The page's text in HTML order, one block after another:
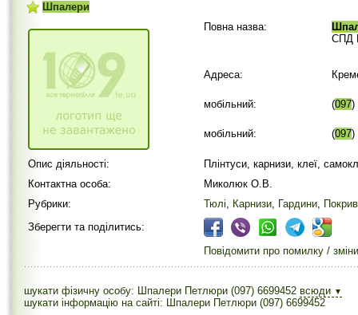
Шпалери
Повна назва:
СПД
Адреса:
мобільний: (097)
мобільний: (097)
Опис діяльності:
Плінтуси, карнизи, клеї,
Контактна особа:
Миколюк О.В.
Рубрики:
Тюлі, Карнизи, Гардини,
Зберегти та поділитись:
Повідомити про помилку / зміни
шукати фізичну особу: Шпалери Петлюри (097) 6699452 всюди ▼
шукати інформацію на сайті: Шпалери Петлюри (097) 6699452